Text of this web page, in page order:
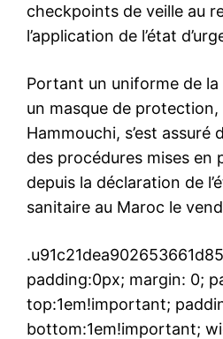
checkpoints de veille au
l’application de l’état
Portant un uniforme de
un masque de protection,
Hammouchi, s’est assuré
des procédures mises en
depuis la déclaration de
sanitaire au Maroc le
padding:0px; margin: 0;
top:1em!important;
bottom:1em!important;